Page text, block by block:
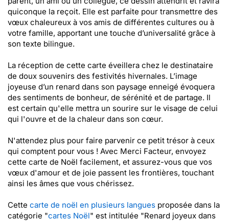
quiconque la reçoit. Elle est parfaite pour transmettre des
vœux chaleureux à vos amis de différentes cultures ou à
votre famille, apportant une touche d’universalité grâce à
son texte bilingue.
La réception de cette carte éveillera chez le destinataire
de doux souvenirs des festivités hivernales. L’image
joyeuse d’un renard dans son paysage enneigé évoquera
des sentiments de bonheur, de sérénité et de partage. Il
est certain qu'elle mettra un sourire sur le visage de celui
qui l'ouvre et de la chaleur dans son cœur.
N'attendez plus pour faire parvenir ce petit trésor à ceux
qui comptent pour vous ! Avec Merci Facteur, envoyez
cette carte de Noël facilement, et assurez-vous que vos
vœux d'amour et de joie passent les frontières, touchant
ainsi les âmes que vous chérissez.
Cette carte de noël en plusieurs langues proposée dans la
catégorie "cartes Noël" est intitulée "Renard joyeux dans